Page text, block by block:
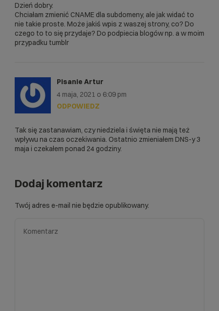
Dzień dobry.
Chciałam zmienić CNAME dla subdomeny, ale jak widać to
nie takie proste. Może jakiś wpis z waszej strony, co? Do
czego to to się przydaje? Do podpiecia blogów np. a w moim
przypadku tumblr
Pisanie Artur
4 maja, 2021 o 6:09 pm
Tak się zastanawiam, czy niedziela i święta nie mają też
wpływu na czas oczekiwania. Ostatnio zmieniałem DNS-y 3
maja i czekałem ponad 24 godziny.
ODPOWIEDZ
Dodaj komentarz
Twój adres e-mail nie będzie opublikowany.